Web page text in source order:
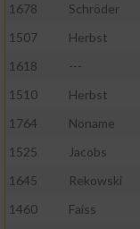
1678
Schröder
1507
Herbst
1618
---
1510
Herbst
1764
Noname
1525
Jacobs
1645
Rekowski
1460
Faiss